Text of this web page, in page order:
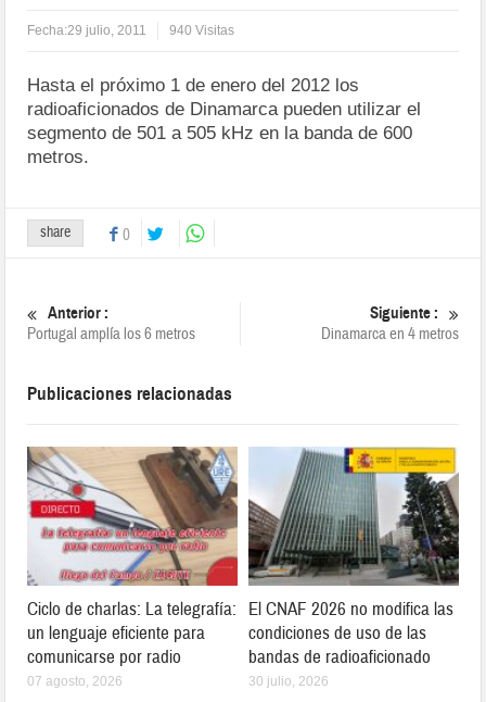
Fecha:29 julio, 2011 940 Visitas
Hasta el próximo 1 de enero del 2012 los
radioaficionados de Dinamarca pueden utilizar el
segmento de 501 a 505 kHz en la banda de 600
metros.
share 0
Anterior :
Portugal amplía los 6 metros
Siguiente :
Dinamarca en 4 metros
Publicaciones relacionadas
Ciclo de charlas: La telegrafía:
un lenguaje eficiente para
comunicarse por radio
07 agosto, 2026
El CNAF 2026 no modifica las
condiciones de uso de las
bandas de radioaficionado
30 julio, 2026